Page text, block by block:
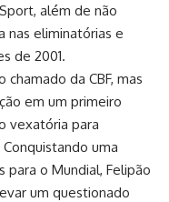
além de não
nas eliminatórias e
de 2001.
da CBF, mas
em um primeiro
vexatória para
uma
para o Mundial, Felipão
um questionado